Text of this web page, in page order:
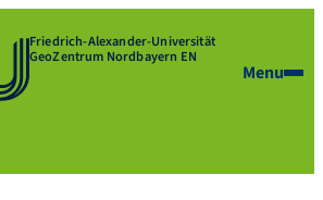
Friedrich-Alexander-Universität
GeoZentrum Nordbayern EN
Menu